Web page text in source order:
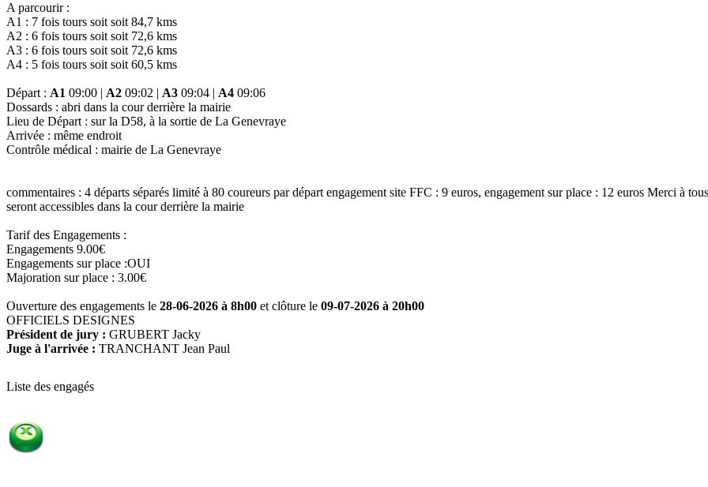
A parcourir :
A1 : 7 fois tours soit soit 84,7 kms
A2 : 6 fois tours soit soit 72,6 kms
A3 : 6 fois tours soit soit 72,6 kms
A4 : 5 fois tours soit soit 60,5 kms
Départ : A1 09:00 | A2 09:02 | A3 09:04 | A4 09:06
Dossards : abri dans la cour derrière la mairie
Lieu de Départ : sur la D58, à la sortie de La Genevraye
Arrivée : même endroit
Contrôle médical : mairie de La Genevraye
commentaires : 4 départs séparés limité à 80 coureurs par départ engagement site FFC : 9 euros, engagement sur place : 12 euros Merci à
seront accessibles dans la cour derrière la mairie
Tarif des Engagements :
Engagements 9.00€
Engagements sur place :OUI
Majoration sur place : 3.00€
Ouverture des engagements le 28-06-2026 à 8h00 et clôture le 09-07-2026 à 20h00
OFFICIELS DESIGNES
Président de jury : GRUBERT Jacky
Juge à l'arrivée : TRANCHANT Jean Paul
Liste des engagés